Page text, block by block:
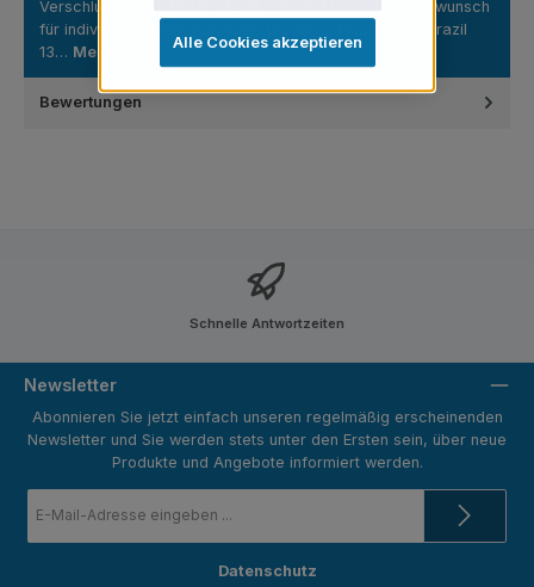
Verschlusskappe Brazil 13/415 – Produktion nach Farbwunsch
für individuelle Markenauftritte Die Verschlusskappe Brazil
13… Mehr
Bewertungen
Schnelle Antwortzeiten
Newsletter
Abonnieren Sie jetzt einfach unseren regelmäßig erscheinenden
Newsletter und Sie werden stets unter den Ersten sein, über neue
Produkte und Angebote informiert werden.
Mail-
Datenschutz
Alle Cookies akzeptieren